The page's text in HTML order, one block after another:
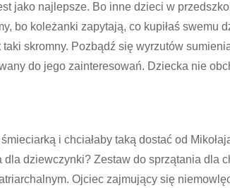
jako najlepsze. Bo inne dzieci w
bo koleżanki zapytają, co kupiłaś swemu
skromny. Pozbądź się wyrzutów
do jego zainteresowań. Dziecka nie
i chciałaby taką dostać od
dziewczynki? Zestaw do sprzątania dla
Ojciec zajmujący się